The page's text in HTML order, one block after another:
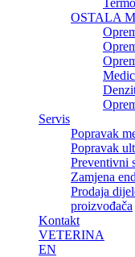
OSTALA
Servis
Popravak
Popravak
Preventivni
Zamjena
Prodaja
proizvođača
Kontakt
VETERINA
EN